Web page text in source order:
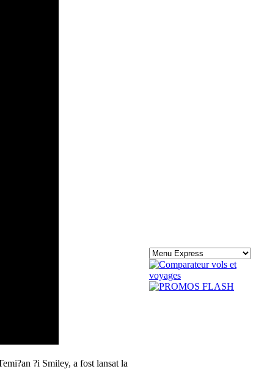
?i Smiley, a fost lansat la